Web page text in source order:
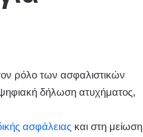
ρόλο των ασφαλιστικών
δήλωση ατυχήματος,
ασφάλειας και στη μείωση